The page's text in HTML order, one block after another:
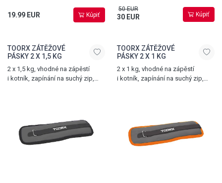
19.99 EUR Kúpiť
50 EUR
30 EUR Kúpiť
TOORX ZÁTĚŽOVÉ
PÁSKY 2 X 1,5 KG
2 x 1,5 kg, vhodné na zápěstí
i kotník, zapínání na suchý zip,
TOORX ZÁTĚŽOVÉ
PÁSKY 2 X 1 KG
2 x 1 kg, vhodné na zápěstí
i kotník, zapínání na suchý zip,